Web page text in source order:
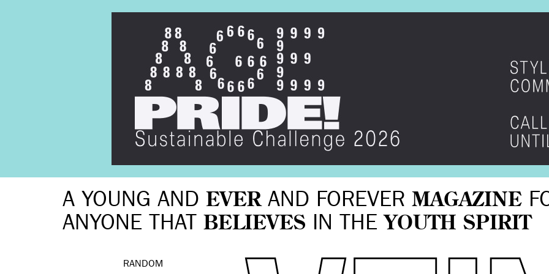
A YOUNG AND EVERAND FOREVER MAGAZINE
ANYONE THAT BELIEVES IN THE YOUTH SPIRIT
RANDOM